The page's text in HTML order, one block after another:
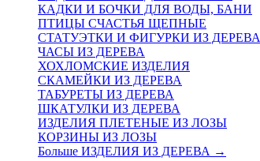
КАДКИ И БОЧКИ ДЛЯ ВОДЫ, БАНИ
ПТИЦЫ СЧАСТЬЯ ЩЕПНЫЕ
СТАТУЭТКИ И ФИГУРКИ ИЗ ДЕРЕВА
ЧАСЫ ИЗ ДЕРЕВА
ХОХЛОМСКИЕ ИЗДЕЛИЯ
СКАМЕЙКИ ИЗ ДЕРЕВА
ТАБУРЕТЫ ИЗ ДЕРЕВА
ШКАТУЛКИ ИЗ ДЕРЕВА
ИЗДЕЛИЯ ПЛЕТЕНЫЕ ИЗ ЛОЗЫ
КОРЗИНЫ ИЗ ЛОЗЫ
Больше ИЗДЕЛИЯ ИЗ ДЕРЕВА →